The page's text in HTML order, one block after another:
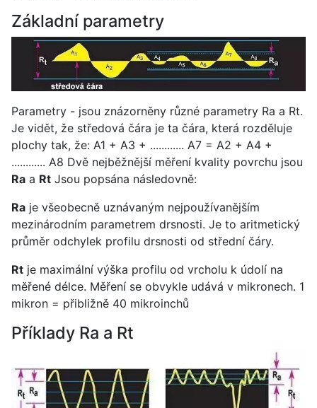
Základní parametry
Parametry - jsou znázorněny různé parametry Ra a Rt.
Je vidět, že středová čára je ta čára, která rozděluje
plochy tak, že: A1 + A3 + ............ A7 = A2 + A4 +
............ A8 Dvě nejběžnější měření kvality povrchu jsou
Ra a Rt Jsou popsána následovně:
Ra je všeobecně uznávaným nejpoužívanějším
mezinárodním parametrem drsnosti. Je to aritmetický
průměr odchylek profilu drsnosti od střední čáry.
Rt je maximální výška profilu od vrcholu k údolí na
měřené délce. Měření se obvykle udává v mikronech. 1
mikron = přibližně 40 mikroinchů
Příklady Ra a Rt